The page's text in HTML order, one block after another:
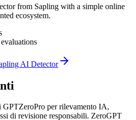
from Sapling with a simple online
ecosystem.
AI Detector
per rilevamento IA,
di revisione responsabili. ZeroGPT